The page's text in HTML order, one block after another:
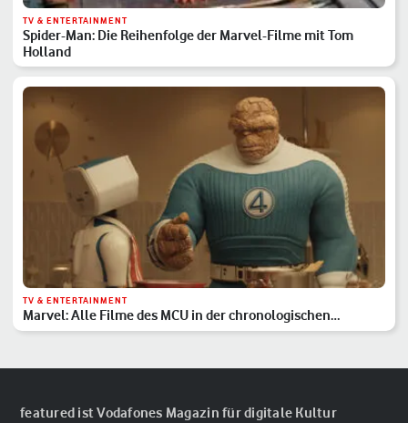
TV & ENTERTAINMENT
Spider-Man: Die Reihenfolge der Marvel-Filme mit Tom
Holland
TV & ENTERTAINMENT
Marvel: Alle Filme des MCU in der chronologischen
Reihenfolge
featured ist Vodafones Magazin für digitale Kultur